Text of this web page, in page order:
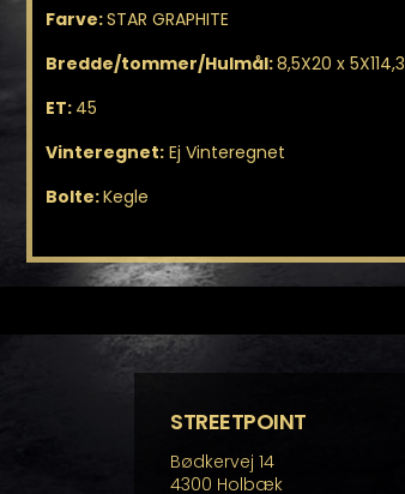
Farve:STAR GRAPHITE
Bredde/tommer/Hulmål:8,5X20 x 5X114,3
ET: 45
Vinteregnet: Ej Vinteregnet
Bolte:Kegle
STREETPOINT
Bødkervej 14
4300 Holbæk